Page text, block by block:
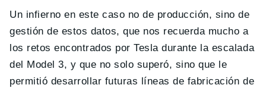
Un infierno en este caso no de producción, sino de
gestión de estos datos, que nos recuerda mucho a
los retos encontrados por Tesla durante la escalada
del Model 3, y que no solo superó, sino que le
permitió desarrollar futuras líneas de fabricación de